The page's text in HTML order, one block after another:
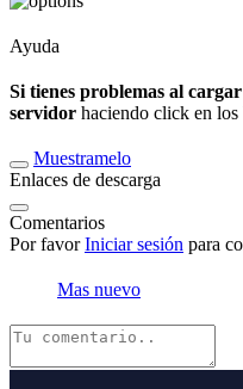
Ayuda
Si tienes problemas al
servidor haciendo click en los
Muestramelo
Enlaces de descarga
Comentarios
Por favorIniciar sesión para
Mas nuevo